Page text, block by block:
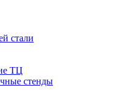
стали
ТЦ
стенды